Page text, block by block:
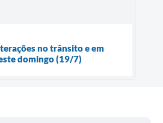
no trânsito e em
domingo (19/7)